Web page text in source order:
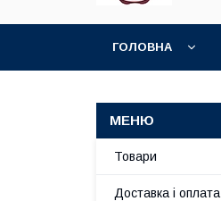
ГОЛОВНА
Товари
Доставка і оплата